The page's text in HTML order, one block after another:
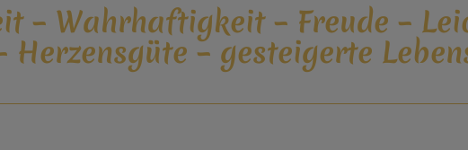
– Wahrhaftigkeit – Freude –
Herzensgüte – gesteigerte